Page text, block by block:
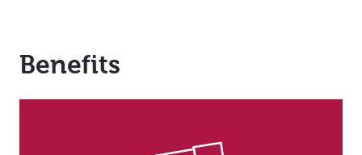
Benefits